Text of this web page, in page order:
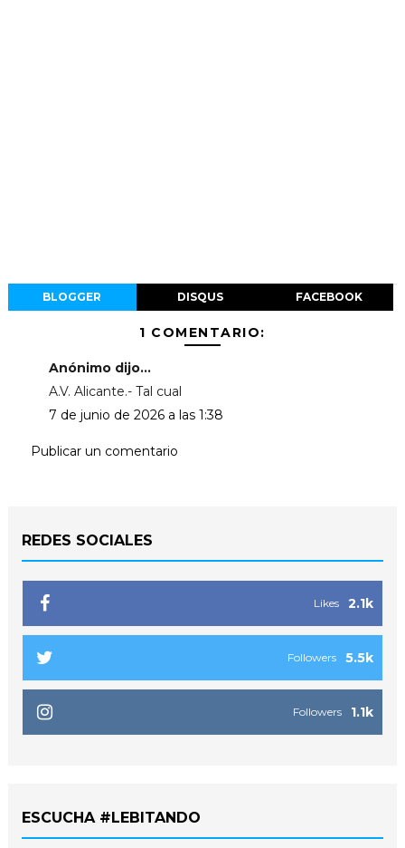
BLOGGER DISQUS FACEBOOK
1 COMENTARIO:
Anónimo dijo...
A.V. Alicante.- Tal cual
7 de junio de 2026 a las 1:38
Publicar un comentario
REDES SOCIALES
2.1k
Likes
5.5k
Followers
1.1k
Followers
ESCUCHA #LEBITANDO